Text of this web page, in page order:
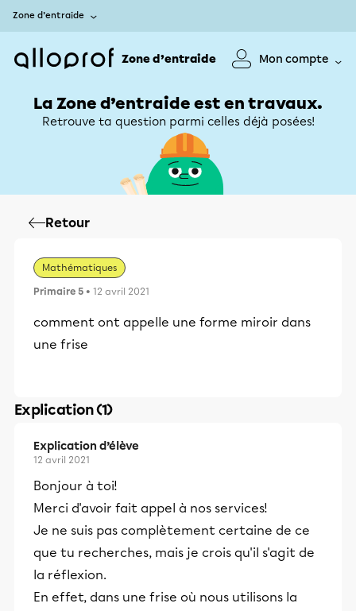
Zone d’entraide
Zone d’entraide Mon compte
La Zone d’entraide est en travaux.
Retrouve ta question parmi celles déjà posées!
Retour
Mathématiques
Primaire 5 • 12 avril 2021
comment ont appelle une forme miroir dans
une frise
Explication (1)
Explication d’élève
12 avril 2021
Bonjour à toi!
Merci d'avoir fait appel à nos services!
Je ne suis pas complètement certaine de ce
que tu recherches, mais je crois qu'il s'agit de
la réflexion.
En effet, dans une frise où nous utilisons la